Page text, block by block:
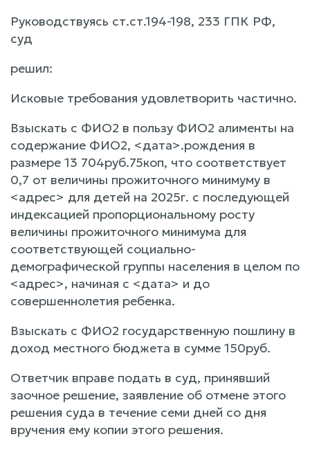
Руководствуясь ст.ст.194-198, 233 ГПК РФ,
суд
решил:
Исковые требования удовлетворить частично.
Взыскать с ФИО2 в пользу ФИО2 алименты на
содержание ФИО2, <дата>.рождения в
размере 13 704руб.75коп, что соответствует
0,7 от величины прожиточного минимуму в
<адрес> для детей на 2025г. с последующей
индексацией пропорциональному росту
величины прожиточного минимума для
соответствующей социально-
демографической группы населения в целом по
<адрес>, начиная с <дата> и до
совершеннолетия ребенка.
Взыскать с ФИО2 государственную пошлину в
доход местного бюджета в сумме 150руб.
Ответчик вправе подать в суд, принявший
заочное решение, заявление об отмене этого
решения суда в течение семи дней со дня
вручения ему копии этого решения.